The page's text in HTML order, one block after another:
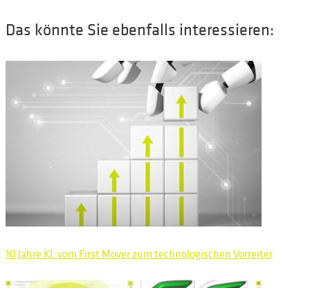
Das könnte Sie ebenfalls interessieren:
10 Jahre KI: vom First Mover zum technologischen Vorreiter